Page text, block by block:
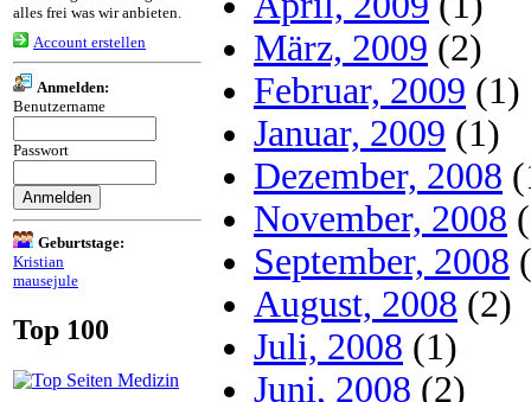
alles frei was wir anbieten.
Account erstellen
Anmelden:
Benutzername
Passwort
Geburtstage:
Kristian
mausejule
Top 100
März, 2009 (2)
Februar, 2009 (1)
Januar, 2009 (1)
Dezember, 2008
November, 2008
September, 2008
August, 2008 (2)
Juli, 2008 (1)
Juni, 2008 (2)